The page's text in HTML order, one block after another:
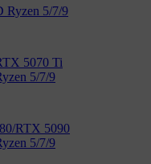
Ryzen 5/7/9
5070 Ti
5/7/9
RTX 5090
5/7/9